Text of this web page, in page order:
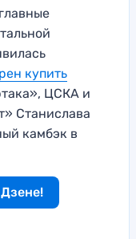
главные
купить
ЦСКА и
Станислава
камбэк в